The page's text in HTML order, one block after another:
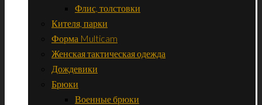
Флис, толстовки
Кителя, парки
Форма Multicam
Женская тактическая одежда
Дождевики
Брюки
Военные брюки